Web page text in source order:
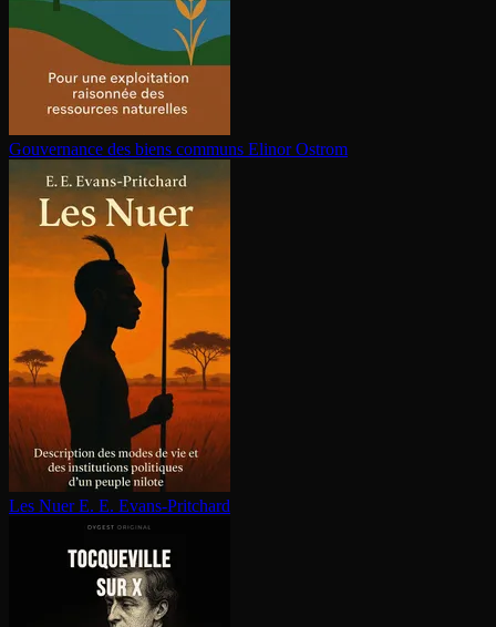
Gouvernance des biens communs Elinor Ostrom
Les Nuer E. E. Evans-Pritchard